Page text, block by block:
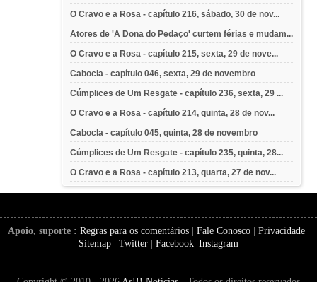
O Cravo e a Rosa - capítulo 216, sábado, 30 de nov...
Atores de 'A Dona do Pedaço' curtem férias e mudam...
O Cravo e a Rosa - capítulo 215, sexta, 29 de nove...
Cabocla - capítulo 046, sexta, 29 de novembro
Cúmplices de Um Resgate - capítulo 236, sexta, 29 ...
O Cravo e a Rosa - capítulo 214, quinta, 28 de nov...
Cabocla - capítulo 045, quinta, 28 de novembro
Cúmplices de Um Resgate - capítulo 235, quinta, 28...
O Cravo e a Rosa - capítulo 213, quarta, 27 de nov...
Apoio, suporte : Regras para os comentários| Fale Conosco| Privacidade|
Sitemap
Twitter Facebook Instagram